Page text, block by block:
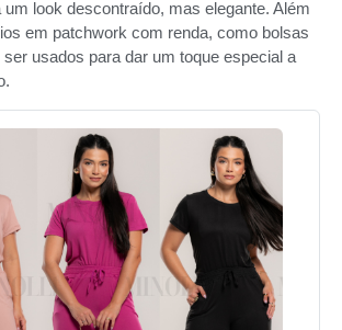
look descontraído, mas elegante. Além
em patchwork com renda, como bolsas
usados para dar um toque especial a